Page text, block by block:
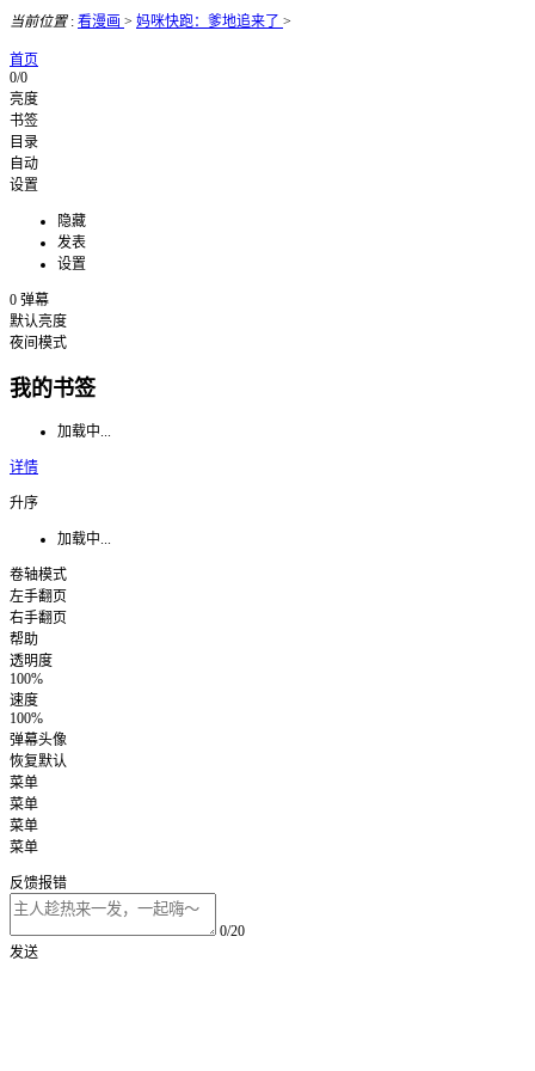
当前位置: 看漫画 > 妈咪快跑：爹地追来了 >
首页
0/0
亮度
书签
目录
自动
设置
隐藏
发表
设置
0 弹幕
默认亮度
夜间模式
我的书签
加载中...
详情
升序
加载中...
卷轴模式
左手翻页
右手翻页
帮助
透明度
100%
速度
100%
弹幕头像
恢复默认
菜单
菜单
菜单
菜单
反馈报错
0/20
发送